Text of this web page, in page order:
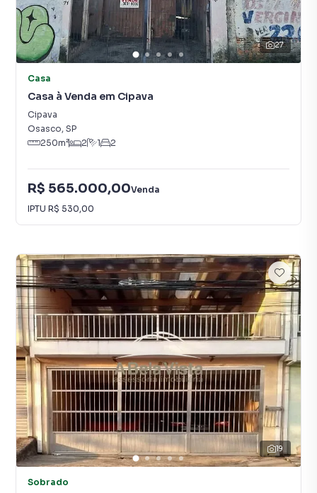
27
Casa
Casa à Venda em Cipava
Cipava
Osasco, SP
250m² 2 1 2
R$ 565.000,00Venda
IPTU R$ 530,00
19
Sobrado